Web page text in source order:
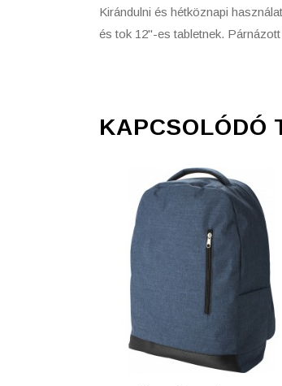
Kirándulni és hétköznapi
és tok 12"-es tabletnek.
KAPCSOLÓDÓ